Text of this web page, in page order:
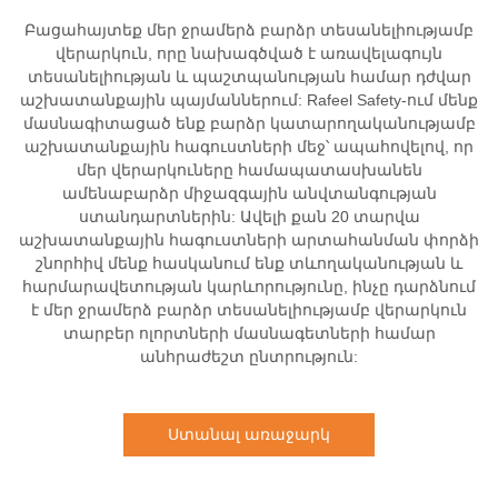
Բացահայտեք մեր ջրամերձ բարձր տեսանելիությամբ
վերարկուն, որը նախագծված է առավելագույն
տեսանելիության և պաշտպանության համար դժվար
աշխատանքային պայմաններում: Rafeel Safety-ում մենք
մասնագիտացած ենք բարձր կատարողականությամբ
աշխատանքային հագուստների մեջ՝ ապահովելով, որ
մեր վերարկուները համապատասխանեն
ամենաբարձր միջազգային անվտանգության
ստանդարտներին: Ավելի քան 20 տարվա
աշխատանքային հագուստների արտահանման փորձի
շնորհիվ մենք հասկանում ենք տևողականության և
հարմարավետության կարևորությունը, ինչը դարձնում
է մեր ջրամերձ բարձր տեսանելիությամբ վերարկուն
տարբեր ոլորտների մասնագետների համար
անհրաժեշտ ընտրություն:
Ստանալ առաջարկ